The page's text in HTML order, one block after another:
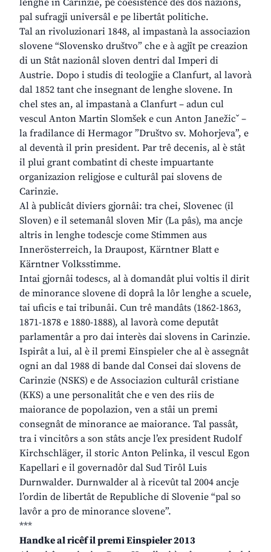
lenghe in Carinzie, pe coesistence des dôs nazions,
pal sufragji universâl e pe libertât politiche.
Tal an rivoluzionari 1848, al impastanà la associazion
slovene “Slovensko društvo” che e à agjît pe creazion
di un Stât nazionâl sloven dentri dal Imperi di
Austrie. Dopo i studis di teologjie a Clanfurt, al lavorà
dal 1852 tant che insegnant de lenghe slovene. In
chel stes an, al impastanà a Clanfurt – adun cul
vescul Anton Martin Slomšek e cun Anton Janežicˇ –
la fradilance di Hermagor ”Društvo sv. Mohorjeva”, e
al deventà il prin president. Par trê decenis, al è stât
il plui grant combatint di cheste impuartante
organizazion religjose e culturâl pai slovens de
Carinzie.
Al à publicât diviers gjornâi: tra chei, Slovenec (il
Sloven) e il setemanâl sloven Mir (La pâs), ma ancje
altris in lenghe todescje come Stimmen aus
Innerösterreich, la Draupost, Kärntner Blatt e
Kärntner Volksstimme.
Intai gjornâi todescs, al à domandât plui voltis il dirit
de minorance slovene di doprâ la lôr lenghe a scuele,
tai uficis e tai tribunâi. Cun trê mandâts (1862-1863,
1871-1878 e 1880-1888), al lavorà come deputât
parlamentâr a pro dai interès dai slovens in Carinzie.
Ispirât a lui, al è il premi Einspieler che al è assegnât
ogni an dal 1988 di bande dal Consei dai slovens de
Carinzie (NSKS) e de Associazion culturâl cristiane
(KKS) a une personalitât che e ven des riis de
maiorance de popolazion, ven a stâi un premi
consegnât de minorance ae maiorance. Tal passât,
tra i vincitôrs a son stâts ancje l’ex president Rudolf
Kirchschläger, il storic Anton Pelinka, il vescul Egon
Kapellari e il governadôr dal Sud Tirôl Luis
Durnwalder. Durnwalder al à ricevût tal 2004 ancje
l’ordin de libertât de Republiche di Slovenie “pal so
lavôr a pro de minorance slovene”.
***
Handke al ricêf il premi Einspieler 2013